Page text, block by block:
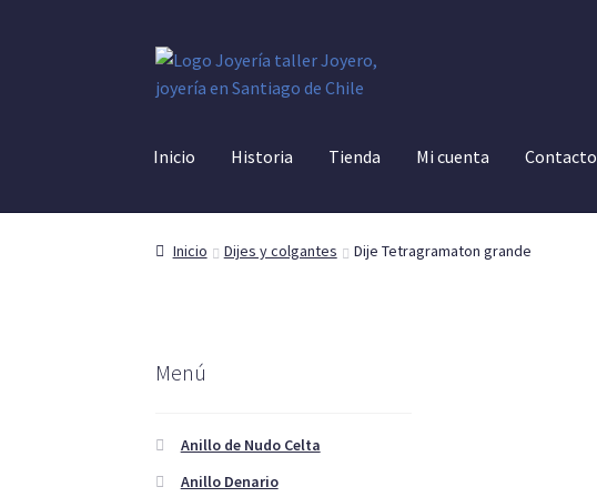
Ir
a
Ir
al
Inicio Historia Tienda Mi cuenta Contacto
Inicio Dijes y colgantes Dije Tetragramaton grande
Menú
Anillo de Nudo Celta
Anillo Denario